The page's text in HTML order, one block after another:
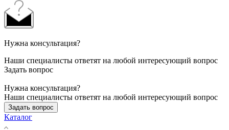
Нужна консультация?
Наши специалисты ответят на любой интересующий вопрос
Задать вопрос
Нужна консультация?
Наши специалисты ответят на любой интересующий вопрос
Задать вопрос
Каталог